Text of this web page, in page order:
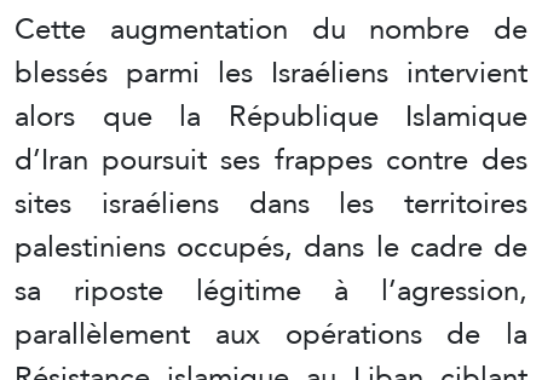
Cette augmentation du nombre de
blessés parmi les Israéliens intervient
alors que la République Islamique
d’Iran poursuit ses frappes contre des
sites israéliens dans les territoires
palestiniens occupés, dans le cadre de
sa riposte légitime à l’agression,
parallèlement aux opérations de la